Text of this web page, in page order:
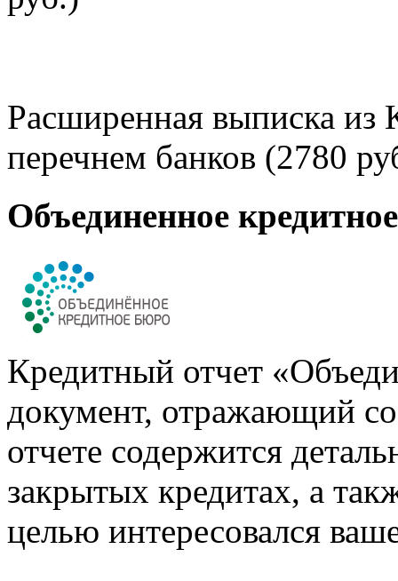
Расширенная выписка из
перечнем банков (2780
Объединенное
Кредитный отчет
документ, отражающий
отчете содержится
закрытых кредитах, а
целью интересовался